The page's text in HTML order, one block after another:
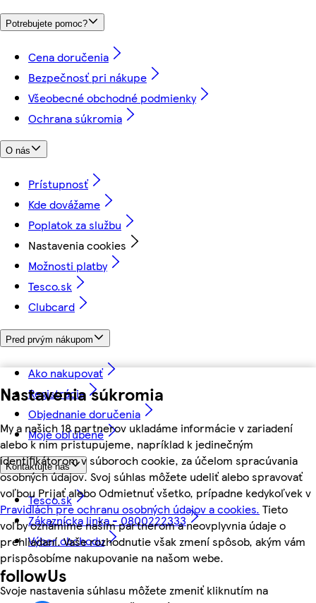
Nastavenia súkromia
My a našich 18 partnerov ukladáme informácie v zariadení
alebo k nim pristupujeme, napríklad k jedinečným
identifikátorom v súboroch cookie, za účelom spracúvania
osobných údajov. Svoj súhlas môžete udeliť alebo spravovať
voľbou Prijať alebo Odmietnuť všetko, prípadne kedykoľvek v
Pravidlách pre ochranu osobných údajov a cookies. Tieto
voľby oznámime našim partnerom a neovplyvnia údaje o
prehliadaní. Vaše rozhodnutie však zmení spôsob, akým vám
prispôsobíme nakupovanie na našom webe.
Svoje nastavenia súhlasu môžete zmeniť kliknutím na
Potrebujete pomoc?
Cena doručenia
Bezpečnosť pri nákupe
Všeobecné obchodné podmienky
Ochrana súkromia
O nás
Prístupnosť
Kde dovážame
Poplatok za službu
Nastavenia cookies
Možnosti platby
Tesco.sk
Clubcard
Pred prvým nákupom
Ako nakupovať
Registrácia
Objednanie doručenia
Moje obľúbené
Kontaktujte nás
Tesco.sk
Zákaznícka linka - 0800222333
Výber obchodu
followUs